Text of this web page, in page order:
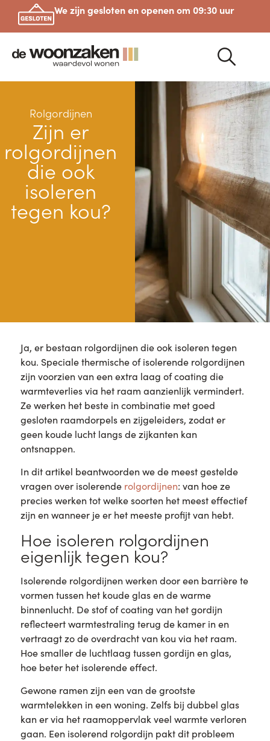
We zijn gesloten en openen om 09:30 uur
Rolgordijnen
Zijn er
rolgordijnen
die ook
isoleren
tegen kou?
Ja, er bestaan rolgordijnen die ook isoleren tegen
kou. Speciale thermische of isolerende rolgordijnen
zijn voorzien van een extra laag of coating die
warmteverlies via het raam aanzienlijk vermindert.
Ze werken het beste in combinatie met goed
gesloten raamdorpels en zijgeleiders, zodat er
geen koude lucht langs de zijkanten kan
ontsnappen.
In dit artikel beantwoorden we de meest gestelde
vragen over isolerende rolgordijnen: van hoe ze
precies werken tot welke soorten het meest effectief
zijn en wanneer je er het meeste profijt van hebt.
Hoe isoleren rolgordijnen
eigenlijk tegen kou?
Isolerende rolgordijnen werken door een barrière te
vormen tussen het koude glas en de warme
binnenlucht. De stof of coating van het gordijn
reflecteert warmtestraling terug de kamer in en
vertraagt zo de overdracht van kou via het raam.
Hoe smaller de luchtlaag tussen gordijn en glas,
hoe beter het isolerende effect.
Gewone ramen zijn een van de grootste
warmtelekken in een woning. Zelfs bij dubbel glas
kan er via het raamoppervlak veel warmte verloren
gaan. Een isolerend rolgordijn pakt dit probleem